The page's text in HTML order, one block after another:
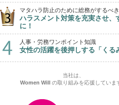
マタハラ防止のために総務がするべき
ハラスメント対策を充実させ
に！
人事・労務ワンポイント知識
女性の活躍を後押しする「くる
当社は、
Women Willの取り組みを応援していま